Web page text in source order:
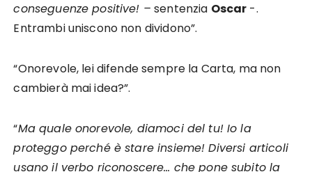
conseguenze positive! – sentenzia Oscar -.
Entrambi uniscono non dividono”.
“Onorevole, lei difende sempre la Carta, ma non
cambierà mai idea?”.
“Ma quale onorevole, diamoci del tu! Io la
proteggo perché è stare insieme! Diversi articoli
usano il verbo riconoscere… che pone subito la